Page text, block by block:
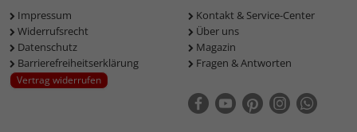
Impressum
Widerrufsrecht
Datenschutz
Barrierefreiheitserklärung
Vertrag widerrufen
Kontakt & Service-Center
Über uns
Magazin
Fragen & Antworten